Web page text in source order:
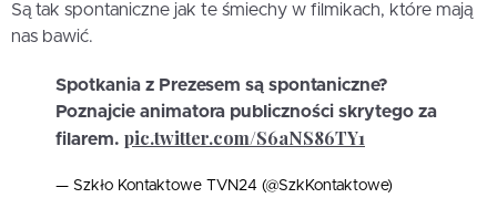
Są tak spontaniczne jak te śmiechy w filmikach, które mają
nas bawić.
Spotkania z Prezesem są spontaniczne?
Poznajcie animatora publiczności skrytego za
filarem. pic.twitter.com/S6aNS86TY1
— Szkło Kontaktowe TVN24 (@SzkKontaktowe)